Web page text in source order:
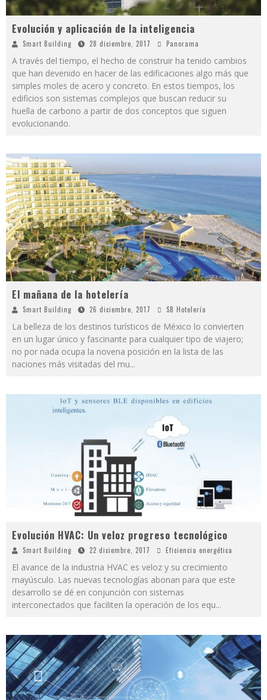
Evolución y aplicación de la inteligencia
Smart Building 28 diciembre, 2017 Panorama
A través del tiempo, el hecho de construir ha tenido cambios
que han devenido en hacer de las edificaciones algo más que
simples moles de acero y concreto. En estos tiempos, los
edificios son sistemas complejos que buscan reducir su
huella de carbono a partir de dos conceptos que siguen
evolucionando.
El mañana de la hotelería
Smart Building 26 diciembre, 2017 SB Hotelería
La belleza de los destinos turísticos de México lo convierten
en un lugar único y fascinante para cualquier tipo de viajero;
no por nada ocupa la novena posición en la lista de las
naciones más visitadas del mu...
Evolución HVAC: Un veloz progreso tecnológico
Smart Building 22 diciembre, 2017 Eficiencia energética
El avance de la industria HVAC es veloz y su crecimiento
mayúsculo. Las nuevas tecnologías abonan para que este
desarrollo se dé en conjunción con sistemas
interconectados que faciliten la operación de los equ...